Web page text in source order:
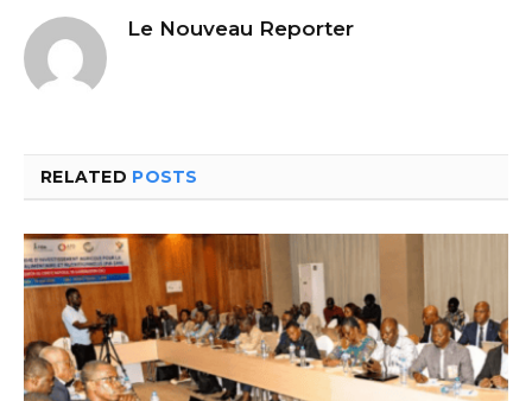
Le Nouveau Reporter
RELATED POSTS